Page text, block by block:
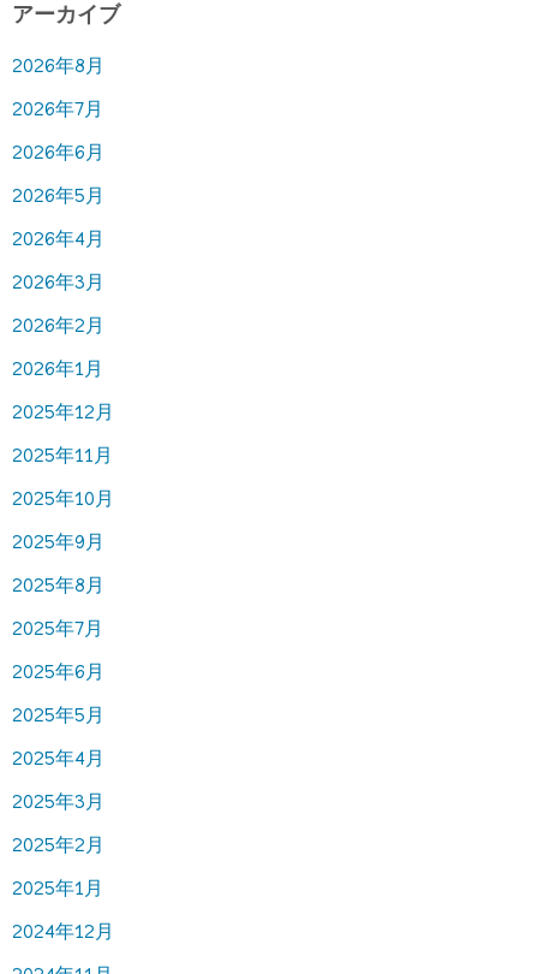
アーカイブ
2026年8月
2026年7月
2026年6月
2026年5月
2026年4月
2026年3月
2026年2月
2026年1月
2025年12月
2025年11月
2025年10月
2025年9月
2025年8月
2025年7月
2025年6月
2025年5月
2025年4月
2025年3月
2025年2月
2025年1月
2024年12月